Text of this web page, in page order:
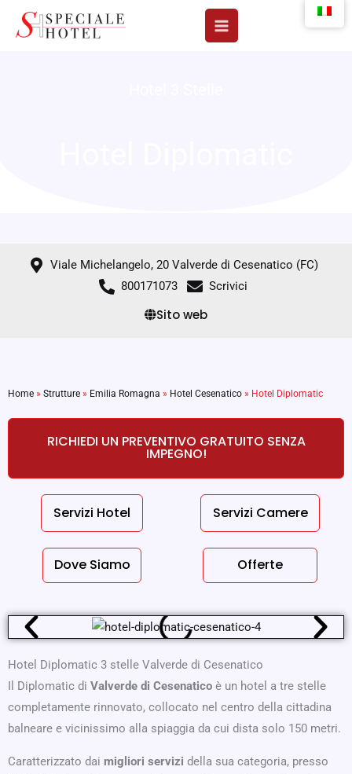
Viale Michelangelo, 20 Valverde di Cesenatico (FC)
800171073
Scrivici
Sito web
Home » Strutture » Emilia Romagna » Hotel Cesenatico » Hotel Diplomatic
RICHIEDI UN PREVENTIVO GRATUITO SENZA
IMPEGNO!
Servizi Hotel Servizi Camere
Dove Siamo Offerte
Hotel Diplomatic 3 stelle Valverde di Cesenatico
Il Diplomatic di Valverde di Cesenatico è un hotel a tre stelle
completamente rinnovato, collocato nel centro della cittadina
balneare e vicinissimo alla spiaggia da cui dista solo 150 metri.
Caratterizzato dai migliori servizi della sua categoria, presso